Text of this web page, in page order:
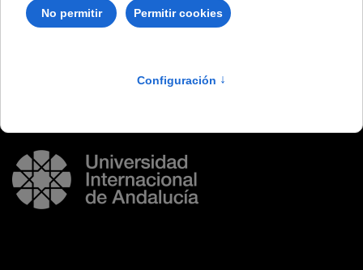
Orlando
Fisioterapia del dolor miofascial y de la fibromialgia